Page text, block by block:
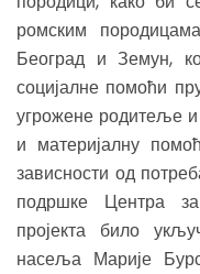
ромским
Београд и Земун,
социјалне помоћи
угрожене родитеље
и материјалну
зависности од
подршке Центра
пројекта било
насеља Марије